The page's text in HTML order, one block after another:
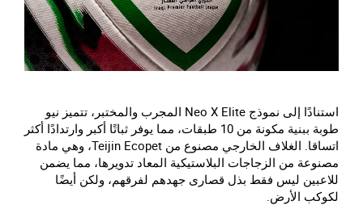
استنادًا إلى نموذج Neo X Elite المجرب والمختبر، تتميز نيو
طوبة ببنية مكونة من 10 طبقات، مما يوفر ثباتًا أكبر وارتدادًا أكثر
اتساقا. الغلاف الخارجي مصنوع من Teijin Ecopet، وهي مادة
مصنوعة من الزجاجات البلاستيكية المعاد تدويرها، مما يضمن
للاعبين ليس فقط بذل قصارى جهدهم لفرقهم، ولكن أيضًا
لكوكب الأرض.